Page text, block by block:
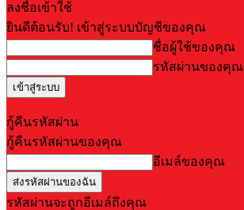
ลงชื่อเข้าใช้
ยินดีต้อนรับ! เข้าสู่ระบบบัญชีของคุณ
ชื่อผู้ใช้ของคุณ
รหัสผ่านของคุณ
กู้คืนรหัสผ่าน
กู้คืนรหัสผ่านของคุณ
อีเมล์ของคุณ
รหัสผ่านจะถูกอีเมล์ถึงคุณ